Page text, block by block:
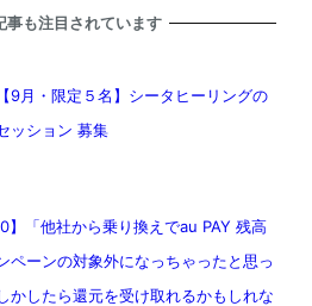
事も注目されています
9月・限定５名】シータヒーリングの
ッション 募集
】「他社から乗り換えでau PAY 残高
ペーンの対象外になっちゃったと思っ
かしたら還元を受け取れるかもしれな